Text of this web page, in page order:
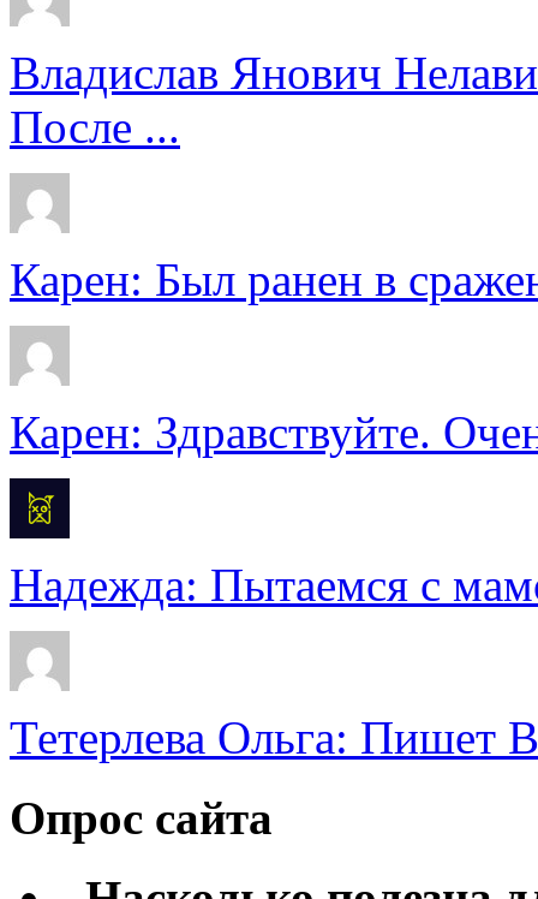
Владислав Янович
После ...
Карен: Был ранен в
Карен: Здравствуйте.
Надежда: Пытаемся с
Тетерлева Ольга: Пишет
Опрос сайта